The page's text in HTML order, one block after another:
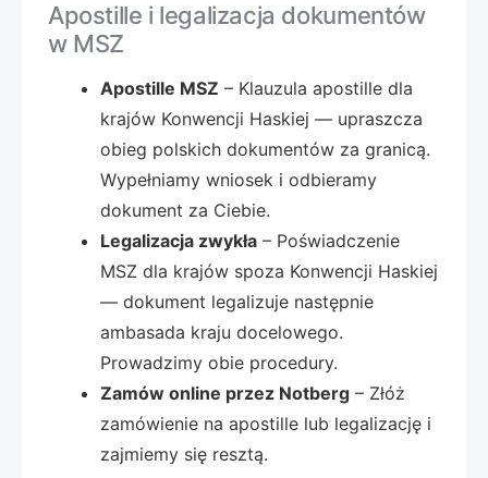
Apostille i legalizacja dokumentów
w MSZ
Apostille MSZ – Klauzula apostille dla
krajów Konwencji Haskiej — upraszcza
obieg polskich dokumentów za granicą.
Wypełniamy wniosek i odbieramy
dokument za Ciebie.
Legalizacja zwykła – Poświadczenie
MSZ dla krajów spoza Konwencji Haskiej
— dokument legalizuje następnie
ambasada kraju docelowego.
Prowadzimy obie procedury.
Zamów online przez Notberg – Złóż
zamówienie na apostille lub legalizację i
zajmiemy się resztą.